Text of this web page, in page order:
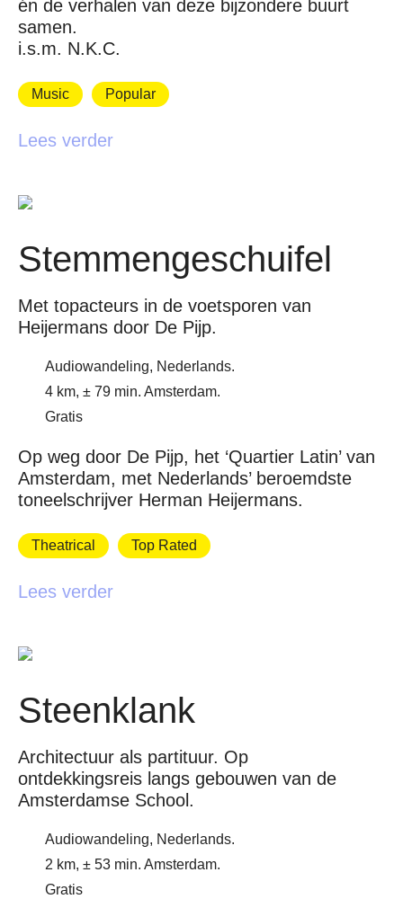
én de verhalen van deze bijzondere buurt
samen.
i.s.m. N.K.C.
Music Popular
Lees verder
Stemmengeschuifel
Met topacteurs in de voetsporen van
Heijermans door De Pijp.
Audiowandeling, Nederlands.
4 km, ± 79 min. Amsterdam.
Gratis
Op weg door De Pijp, het ‘Quartier Latin’ van
Amsterdam, met Nederlands’ beroemdste
toneelschrijver Herman Heijermans.
Theatrical Top Rated
Lees verder
Steenklank
Architectuur als partituur. Op
ontdekkingsreis langs gebouwen van de
Amsterdamse School.
Audiowandeling, Nederlands.
2 km, ± 53 min. Amsterdam.
Gratis